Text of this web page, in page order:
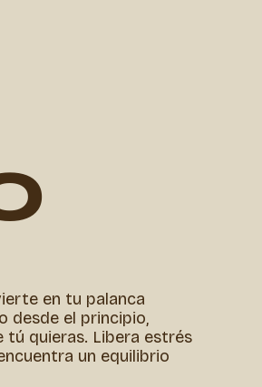
en tu palanca
desde el principio,
tú quieras. Libera estrés
un equilibrio